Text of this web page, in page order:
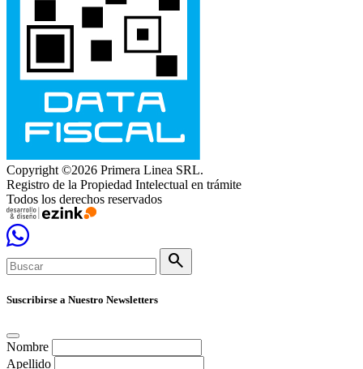
Copyright ©2026 Primera Linea SRL.
Registro de la Propiedad Intelectual en trámite
Todos los derechos reservados
search
Suscribirse a Nuestro Newsletters
Nombre
Apellido